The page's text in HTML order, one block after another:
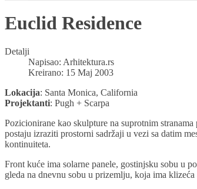
Euclid Residence
Detalji
Napisao: Arhitektura.rs
Kreirano: 15 Maj 2003
Lokacija: Santa Monica, California
Projektanti: Pugh + Scarpa
Pozicionirane kao skulpture na suprotnim
postaju izraziti prostorni sadržaji u vezi sa datim
kontinuiteta.
Front kuće ima solarne panele, gostinjsku sobu u
gleda na dnevnu sobu u prizemlju, koja ima